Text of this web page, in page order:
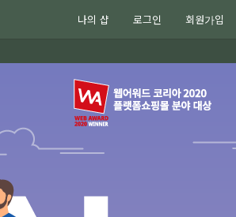
나의 샵 로그인 회원가입